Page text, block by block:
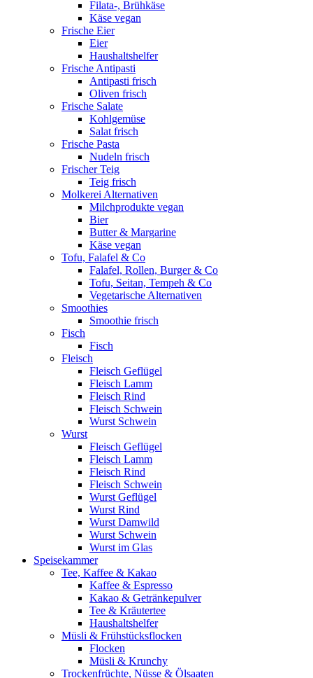
Filata-, Brühkäse
Käse vegan
Frische Eier
Eier
Haushaltshelfer
Frische Antipasti
Antipasti frisch
Oliven frisch
Frische Salate
Kohlgemüse
Salat frisch
Frische Pasta
Nudeln frisch
Frischer Teig
Teig frisch
Molkerei Alternativen
Milchprodukte vegan
Bier
Butter & Margarine
Käse vegan
Tofu, Falafel & Co
Falafel, Rollen, Burger & Co
Tofu, Seitan, Tempeh & Co
Vegetarische Alternativen
Smoothies
Smoothie frisch
Fisch
Fisch
Fleisch
Fleisch Geflügel
Fleisch Lamm
Fleisch Rind
Fleisch Schwein
Wurst Schwein
Wurst
Fleisch Geflügel
Fleisch Lamm
Fleisch Rind
Fleisch Schwein
Wurst Geflügel
Wurst Rind
Wurst Damwild
Wurst Schwein
Wurst im Glas
Speisekammer
Tee, Kaffee & Kakao
Kaffee & Espresso
Kakao & Getränkepulver
Tee & Kräutertee
Haushaltshelfer
Müsli & Frühstücksflocken
Flocken
Müsli & Krunchy
Trockenfrüchte, Nüsse & Ölsaaten